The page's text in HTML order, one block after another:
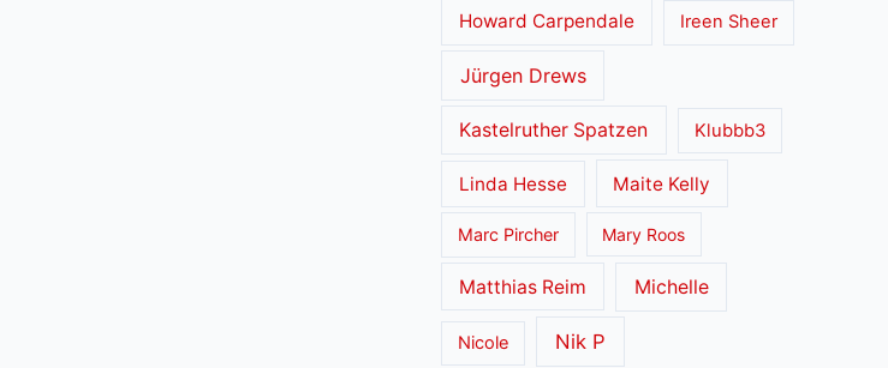
Howard Carpendale Ireen Sheer
Jürgen Drews
Kastelruther Spatzen Klubbb3
Linda Hesse Maite Kelly
Marc Pircher Mary Roos
Matthias Reim Michelle
Nicole Nik P